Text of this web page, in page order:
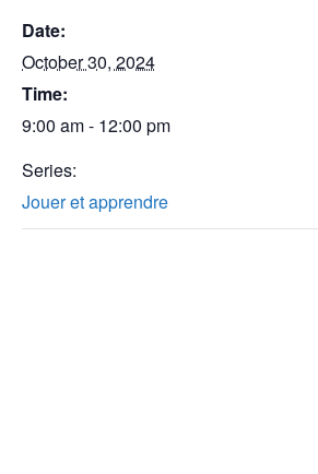
Date:
October 30, 2024
Time:
9:00 am - 12:00 pm
Series:
Jouer et apprendre